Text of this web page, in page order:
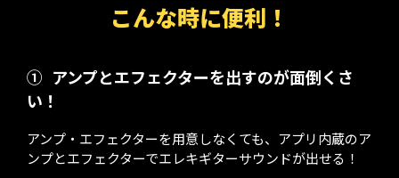
こんな時に便利！
① アンプとエフェクターを出すのが面倒くさ
い！
アンプ・エフェクターを用意しなくても、アプリ内蔵のア
ンプとエフェクターでエレキギターサウンドが出せる！